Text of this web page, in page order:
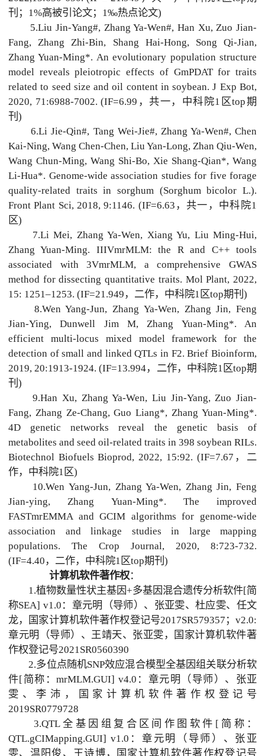
刊；1%高被引论文；1‰热点论文)
5.Liu Jin-Yang#, Zhang Ya-Wen#, Han Xu, Zuo Jian-
Fang, Zhang Zhi-Bin, Shang Hai-Hong, Song Qi-Jian,
Zhang Yuan-Ming*. An evolutionary population structure
model reveals pleiotropic effects of GmPDAT for traits
related to seed size and oil content in soybean. J Exp Bot,
2020, 71:6988-7002. (IF=6.99，共一，中科院1区top期
刊)
6.Li Jie-Qin#, Tang Wei-Jie#, Zhang Ya-Wen#, Chen
Kai-Ning, Wang Chen-Chen, Liu Yan-Long, Zhan Qiu-Wen,
Wang Chun-Ming, Wang Shi-Bo, Xie Shang-Qian*, Wang
Li-Hua*. Genome-wide association studies for five forage
quality-related traits in sorghum (Sorghum bicolor L.).
Front Plant Sci, 2018, 9:1146. (IF=6.63，共一，中科院1
区)
7.Li Mei, Zhang Ya-Wen, Xiang Yu, Liu Ming-Hui,
Zhang Yuan-Ming. IIIVmrMLM: the R and C++ tools
associated with 3VmrMLM, a comprehensive GWAS
method for dissecting quantitative traits. Mol Plant, 2022,
15: 1251–1253. (IF=21.949，二作，中科院1区top期刊)
8.Wen Yang-Jun, Zhang Ya-Wen, Zhang Jin, Feng
Jian-Ying, Dunwell Jim M, Zhang Yuan-Ming*. An
efficient multi-locus mixed model framework for the
detection of small and linked QTLs in F2. Brief Bioinform,
2019, 20:1913-1924. (IF=13.994，二作，中科院1区top期
刊)
9.Han Xu, Zhang Ya-Wen, Liu Jin-Yang, Zuo Jian-
Fang, Zhang Ze-Chang, Guo Liang*, Zhang Yuan-Ming*.
4D genetic networks reveal the genetic basis of
metabolites and seed oil-related traits in 398 soybean RILs.
Biotechnol Biofuels Bioprod, 2022, 15:92. (IF=7.67，二
作，中科院1区)
10.Wen Yang-Jun, Zhang Ya-Wen, Zhang Jin, Feng
Jian-ying, Zhang Yuan-Ming*. The improved
FASTmrEMMA and GCIM algorithms for genome-wide
association and linkage studies in large mapping
populations. The Crop Journal, 2020, 8:723-732.
(IF=4.40，二作，中科院1区top期刊)
计算机软件著作权：
1.植物数量性状主基因+多基因混合遗传分析软件[简
称SEA] v1.0：章元明（导师）、张亚雯、杜应雯、任文
龙，国家计算机软件著作权登记号2017SR579357；v2.0:
章元明（导师）、王靖天、张亚雯，国家计算机软件著
作权登记号2021SR0560390
2.多位点随机SNP效应混合模型全基因组关联分析软
件[简称：mrMLM.GUI] v4.0：章元明（导师）、张亚
雯、李沛，国家计算机软件著作权登记号
2019SR0779728
3.QTL全基因组复合区间作图软件[简称：
QTL.gCIMapping.GUI] v1.0：章元明（导师）、张亚
雯、温阳俊、王诗博，国家计算机软件著作权登记号